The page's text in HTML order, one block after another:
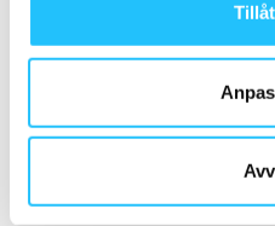
Så tränar du bort risken för